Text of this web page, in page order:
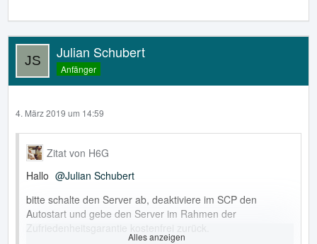
Julian Schubert
Anfänger
4. März 2019 um 14:59
Zitat von H6G
Hallo
Julian Schubert
bitte schalte den Server ab, deaktiviere im SCP den
Autostart und gebe den Server im Rahmen der
Zufriedenheitsgarantie kostenfrei zurück.
Alles anzeigen